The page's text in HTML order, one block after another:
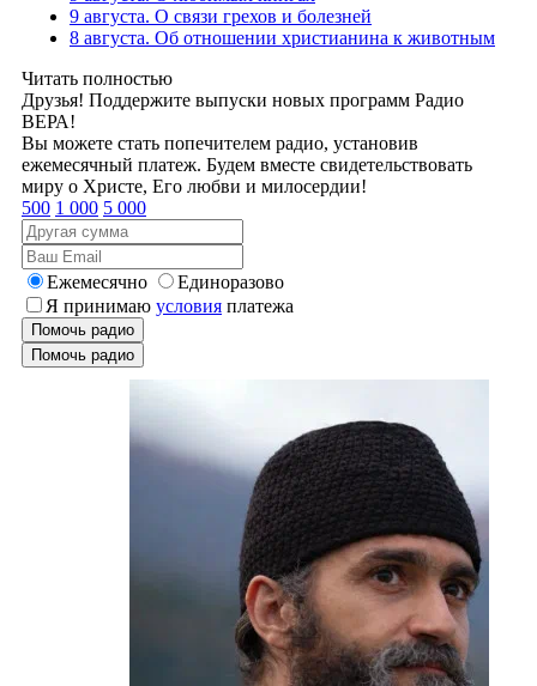
9 августа. О связи грехов и болезней
8 августа. Об отношении христианина к животным
Читать полностью
Друзья! Поддержите выпуски новых программ Радио
ВЕРА!
Вы можете стать попечителем радио, установив
ежемесячный платеж. Будем вместе свидетельствовать
миру о Христе, Его любви и милосердии!
500 1 000 5 000
Ежемесячно
Единоразово
Я принимаю условия платежа
Помочь радио
Помочь радио